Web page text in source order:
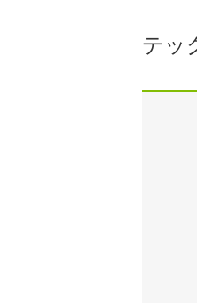
テッ